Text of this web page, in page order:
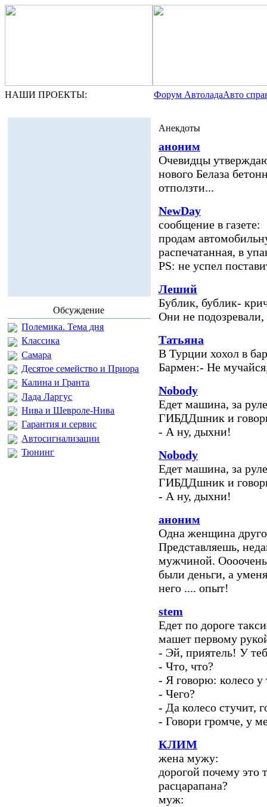
НАШИ ПРОЕКТЫ: Форум АвтоладаАвто
Обсуждение
Полемика. Тема дня
Классика
Самара
Десятое семейство и Приора
Калина и Гранта
Лада Ларгус
Нива и Шевроле-Нива
Гарантия и сервис
Автосигнализации
Тюнинг
Анекдоты
аноним
Очевидцы
нового Белаза
отползти...
NewDay
сообщение в газете:
продам
распечатанная, в
PS: не успел
Леший
Бублик, бублик-
Они не
Татьяна
В Турции хохол в
Бармен:- Не
Nobody
Едет машина, за
ГИБДДшник и
- А ну, дыхни!
Nobody
Едет машина, за
ГИБДДшник и
- А ну, дыхни!
аноним
Одна женщина
Представляешь,
мужчиной.
были деньги, а
него .... опыт!
stem
Едет по дороге
машет первому
- Эй, приятель! У
- Что, что?
- Я говорю: колесо у
- Чего?
- Да колесо стучит,
- Говори громче, у
КЛИМ
жена мужу:
дорогой почему это
расцарапана?
муж: